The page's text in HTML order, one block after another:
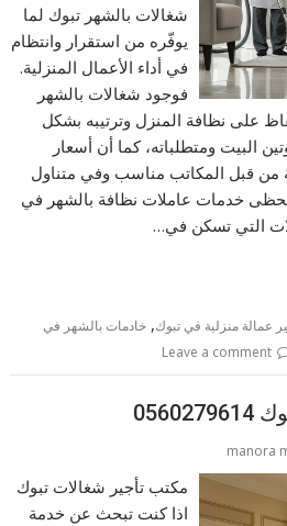
شغالات بالشهر تبوك لما
يوفّره من استقرار وانتظام
في أداء الأعمال المنزلية.
فوجود شغالات بالشهر
على نظافة المنزل وترتيبه بشكل
البيت ومتطلباته، كما أن أسعار
من قبل المكاتب مناسب وفي متناول
تحظى خدمات عاملات نظافة بالشهر في
التي تسكن في…
عمالة منزلية في تبوك,خادمات بالشهر في
Leave a comment
manora
مكتب تأجير شغالات تبوك
اذا كنت تبحث عن خدمة